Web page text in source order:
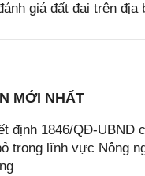
giá đất đai trên địa
MỚI NHẤT
định 1846/QĐ-UBND
trong lĩnh vực Nông